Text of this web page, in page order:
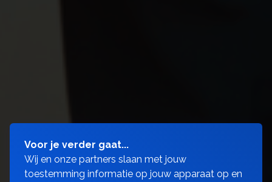
Voor je verder gaat...
Wij en onze partners slaan met jouw
toestemming informatie op jouw apparaat op en